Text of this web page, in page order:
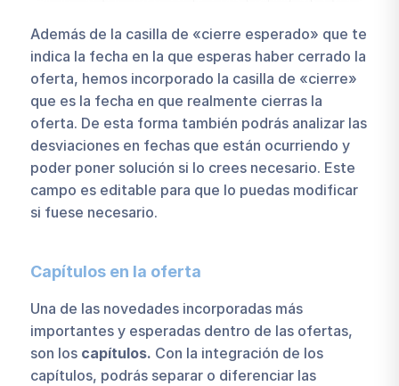
Además de la casilla de «cierre esperado» que te
indica la fecha en la que esperas haber cerrado la
oferta, hemos incorporado la casilla de «cierre»
que es la fecha en que realmente cierras la
oferta. De esta forma también podrás analizar las
desviaciones en fechas que están ocurriendo y
poder poner solución si lo crees necesario. Este
campo es editable para que lo puedas modificar
si fuese necesario.
Capítulos en la oferta
Una de las novedades incorporadas más
importantes y esperadas dentro de las ofertas,
son los capítulos. Con la integración de los
capítulos, podrás separar o diferenciar las